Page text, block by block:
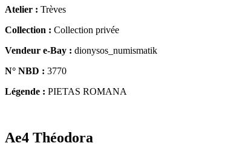
Atelier : Trèves
Collection : Collection privée
Vendeur e-Bay : dionysos_numismatik
N° NBD : 3770
Légende : PIETAS ROMANA
Ae4 Théodora